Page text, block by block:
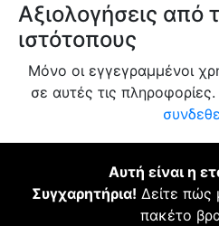
Αξιολογήσεις από
ιστότοπους
Μόνο οι εγγεγραμμένοι
σε αυτές τις πληροφορίες.
Αυτή είναι η
Συγχαρητήρια! Δείτε πώς
πακέτο